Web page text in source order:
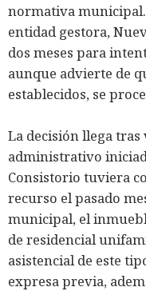
normativa
entidad gestora,
dos meses para
aunque advierte de
establecidos, se
La decisión llega tras
administrativo
Consistorio tuviera
recurso el pasado
municipal, el
de residencial
asistencial de este
expresa previa,